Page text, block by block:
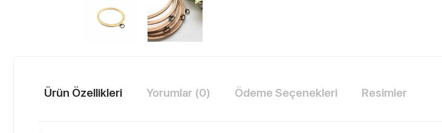
Ürün Özellikleri Yorumlar (0) Ödeme Seçenekleri Resimler